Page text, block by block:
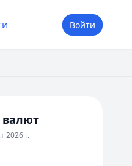
Войти
валют
2026 г.